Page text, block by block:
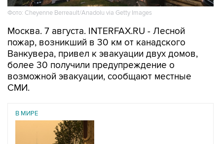
Фото: Cheyenne Berreault/Anadolu via Getty Images
Москва. 7 августа. INTERFAX.RU - Лесной
пожар, возникший в 30 км от канадского
Ванкувера, привел к эвакуации двух домов,
более 30 получили предупреждение о
возможной эвакуации, сообщают местные
СМИ.
В МИРЕ